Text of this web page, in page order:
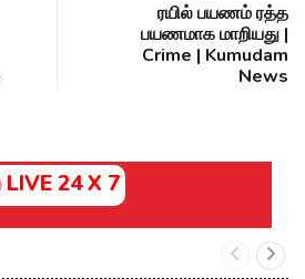
ரயில் பயணம் ரத்த
பயணமாக மாறியது |
Crime | Kumudam
News
LIVE 24 X 7